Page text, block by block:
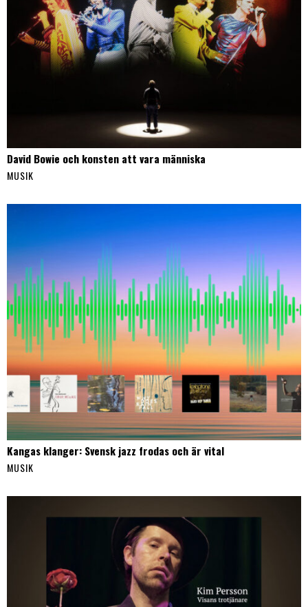
David Bowie och konsten att vara människa
MUSIK
Kangas klanger: Svensk jazz frodas och är vital
MUSIK